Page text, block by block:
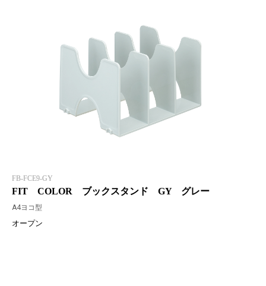
FB-FCE9-GY
FIT COLOR ブックスタンド GY グレー
A4ヨコ型
オープン